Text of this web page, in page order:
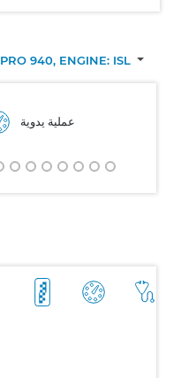
PRO 940, ENGINE: ISL
عملية يدوية